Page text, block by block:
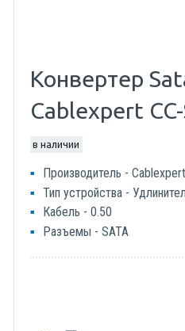
Конвертер
Cablexpert
в наличии
Производитель - Cablexpert
Тип устройства -
Кабель - 0.50
Разъемы - SATA